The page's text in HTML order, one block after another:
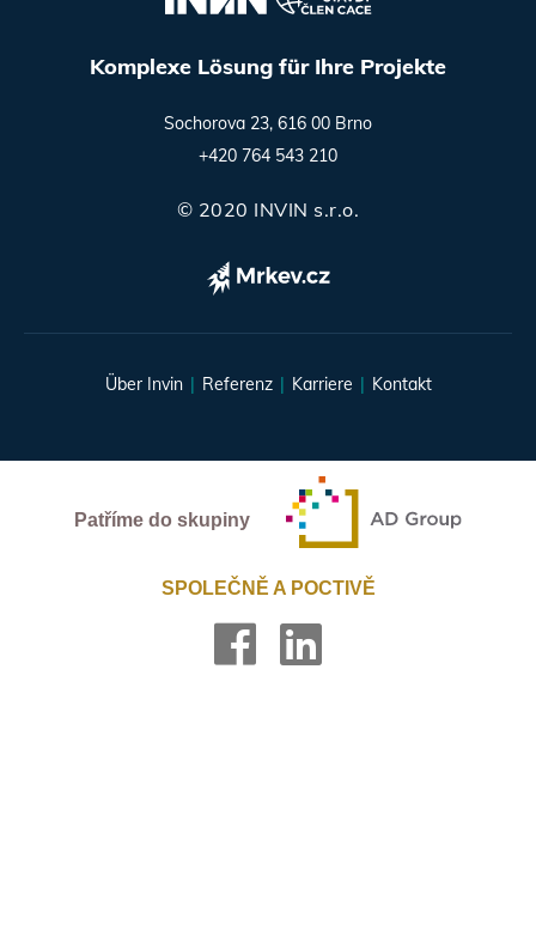
Komplexe Lösung für Ihre Projekte
Sochorova 23, 616 00 Brno
+420 764 543 210
© 2020 INVIN s.r.o.
Über Invin Referenz Karriere Kontakt
Patříme do skupiny
SPOLEČNĚ A POCTIVĚ